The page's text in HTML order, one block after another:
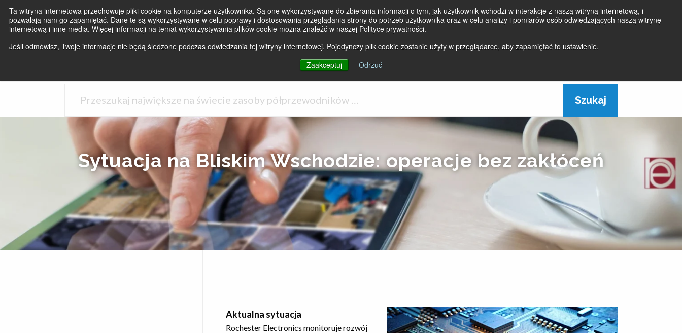
Ta witryna internetowa przechowuje pliki cookie na komputerze użytkownika. Są one wykorzystywane do zbierania informacji o tym, jak użytkownik wchodzi w interakcje z naszą witryną internetową, i
pozwalają nam go zapamiętać. Dane te są wykorzystywane w celu poprawy i dostosowania przeglądania strony do potrzeb użytkownika oraz w celu analizy i pomiarów osób odwiedzających naszą witrynę
internetową i inne media. Więcej informacji na temat wykorzystywania plików cookie można znaleźć w naszej Polityce prywatności.
Jeśli odmówisz, Twoje informacje nie będą śledzone podczas odwiedzania tej witryny internetowej. Pojedynczy plik cookie zostanie użyty w przeglądarce, aby zapamiętać to ustawienie.
Zaakceptuj
Odrzuć
PRODUKTY RYNKI PRODUCENCI ROZWIĄZANIA JAKOŚĆ
O
Sytuacja na Bliskim Wschodzie: operacje bez zakłóceń
Aktualna sytuacja
Rochester Electronics monitoruje rozwój